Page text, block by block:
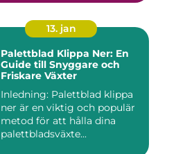
13. jan
Palettblad Klippa Ner: En
Guide till Snyggare och
Friskare Växter
Inledning: Palettblad klippa
ner är en viktig och populär
metod för att hålla dina
palettbladsväxte...